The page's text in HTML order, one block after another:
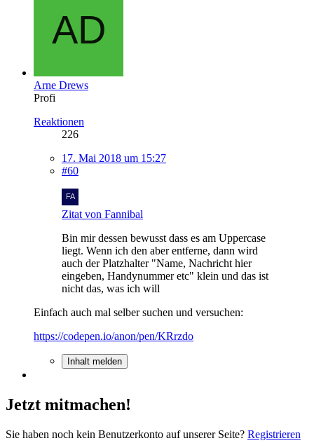
Arne Drews
Profi
Reaktionen
226
17. Mai 2018 um 15:27
#60
Zitat von Fannibal
Bin mir dessen bewusst dass es am Uppercase
liegt. Wenn ich den aber entferne, dann wird
auch der Platzhalter "Name, Nachricht hier
eingeben, Handynummer etc" klein und das ist
nicht das, was ich will
Einfach auch mal selber suchen und versuchen:
https://codepen.io/anon/pen/KRrzdo
Inhalt melden
Jetzt mitmachen!
Sie haben noch kein Benutzerkonto auf unserer Seite? Registrieren